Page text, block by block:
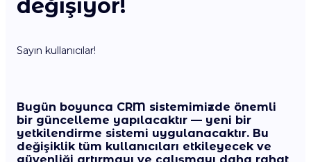
değişiyor!
Sayın kullanıcılar!
Bugün boyunca CRM sistemimizde önemli
bir güncelleme yapılacaktır — yeni bir
yetkilendirme sistemi uygulanacaktır. Bu
değişiklik tüm kullanıcıları etkileyecek ve